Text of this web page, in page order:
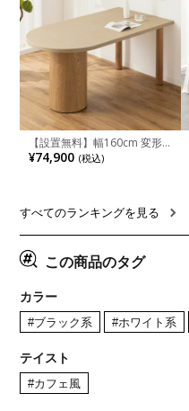
【設置無料】幅160cm 変形
半円 ダイニングテーブル モ
ルタル風 LENAS コンクリー
リア風 グレージュ
¥74,900 (税込)
すべてのランキングを見る
この商品のタグ
カラー
#ブラック系 #ホワイト系
テイスト
#カフェ風